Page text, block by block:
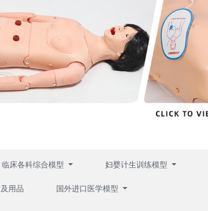
临床各科综合模型 妇婴计生训练模型
用品 国外进口医学模型